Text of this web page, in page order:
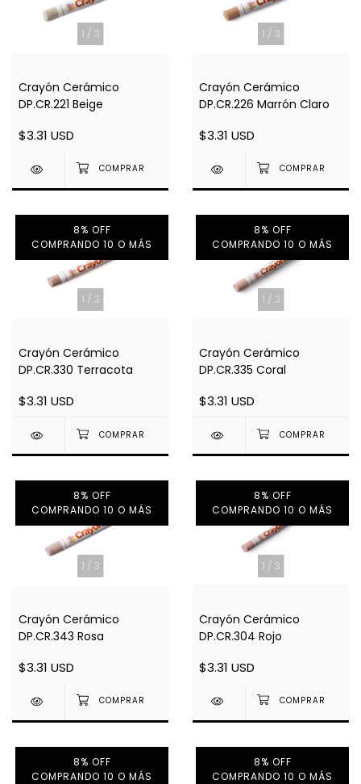
1 / 3
Crayón Cerámico
DP.CR.221 Beige
$3.31 USD
1 / 3
Crayón Cerámico
DP.CR.226 Marrón Claro
$3.31 USD
1 / 3
8% OFF
COMPRANDO 10 O MÁS
Crayón Cerámico
DP.CR.330 Terracota
$3.31 USD
1 / 3
8% OFF
COMPRANDO 10 O MÁS
Crayón Cerámico
DP.CR.335 Coral
$3.31 USD
1 / 3
8% OFF
COMPRANDO 10 O MÁS
Crayón Cerámico
DP.CR.343 Rosa
$3.31 USD
1 / 3
8% OFF
COMPRANDO 10 O MÁS
Crayón Cerámico
DP.CR.304 Rojo
$3.31 USD
8% OFF
COMPRANDO 10 O MÁS
8% OFF
COMPRANDO 10 O MÁS